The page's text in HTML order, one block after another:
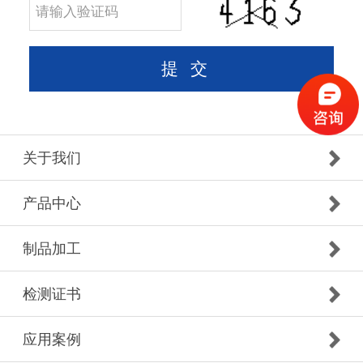
关于我们
产品中心
制品加工
检测证书
应用案例